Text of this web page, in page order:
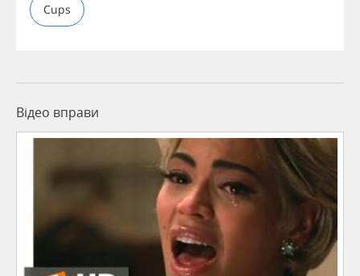
Cups
Відео вправи